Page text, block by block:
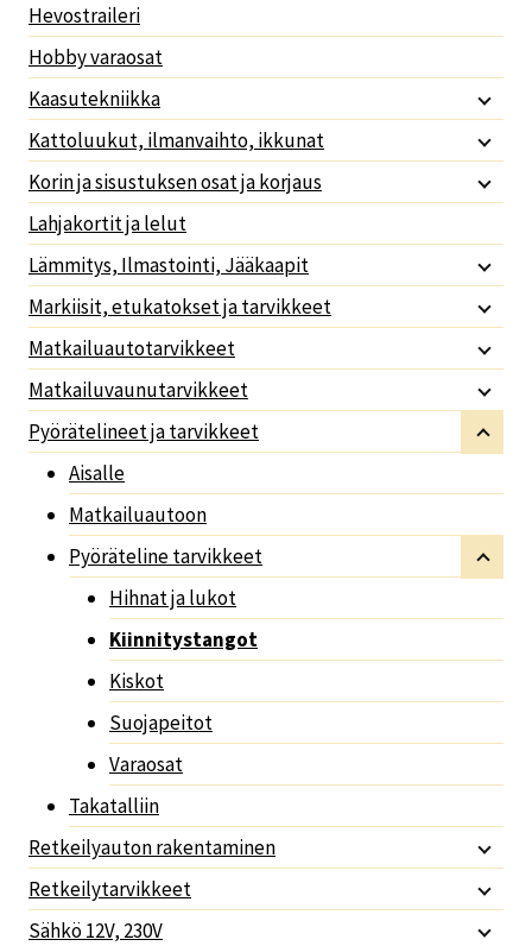
Hevostraileri
Hobby varaosat
Kaasutekniikka
Kattoluukut, ilmanvaihto, ikkunat
Korin ja sisustuksen osat ja korjaus
Lahjakortit ja lelut
Lämmitys, Ilmastointi, Jääkaapit
Markiisit, etukatokset ja tarvikkeet
Matkailuautotarvikkeet
Matkailuvaunutarvikkeet
Pyörätelineet ja tarvikkeet
Aisalle
Matkailuautoon
Pyöräteline tarvikkeet
Hihnat ja lukot
Kiinnitystangot
Kiskot
Suojapeitot
Varaosat
Takatalliin
Retkeilyauton rakentaminen
Retkeilytarvikkeet
Sähkö 12V, 230V